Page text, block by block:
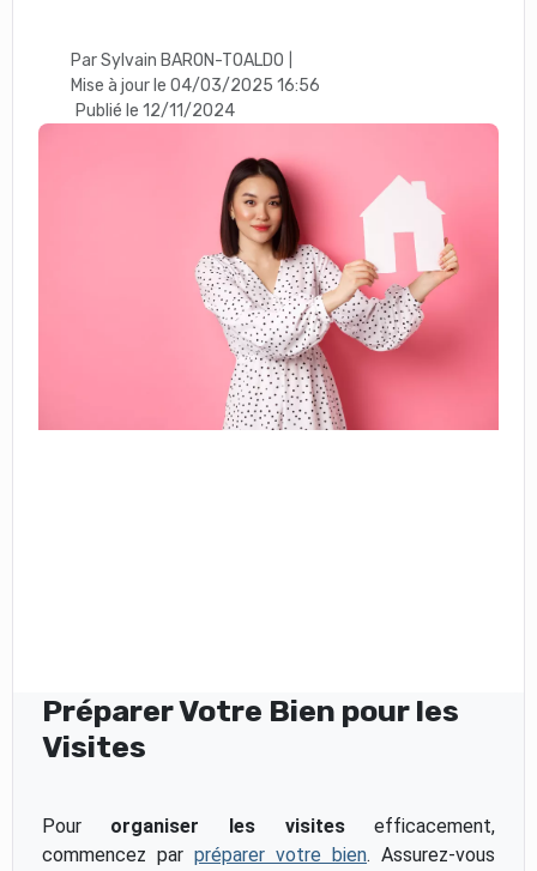
Par Sylvain BARON-TOALDO
Mise à jour le 04/03/2025 16:56
Publié le 12/11/2024
Préparer Votre Bien pour les
Visites
Pour organiser les visitesefficacement,
commencez par préparer votre bien. Assurez-vous